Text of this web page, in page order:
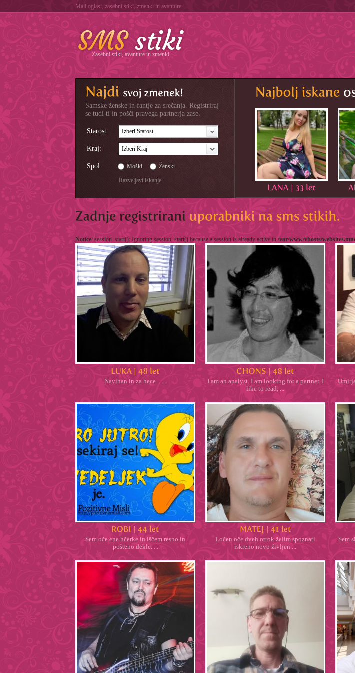
Mali oglasi, zasebni stiki, zmenki in avanture.
Zasebni stiki, avanture in zmenki
Samske ženske in fantje za srečanja. Registriraj
se tudi ti in pošči pravega partnerja zase.
Starost: Izberi Starost
Kraj: Izberi Kraj
Spol: Moški
Ženski
Razveljavi iskanje
Notice: session_start(): Ignoring session_start() because a session is already active in/var/www/vhosts/
Navihan in za hece... ...
I am an analyst. I am looking for a partner. I
like to read, ...
Sem oče ene hčerke in iščem resno in
pošteno dekle. ...
Ločen oče dveh otrok želim spoznati
iskreno novo življen ...
Sem